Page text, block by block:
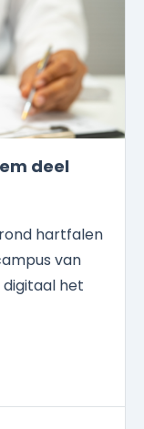
deel
hartfalen
van
digitaal het